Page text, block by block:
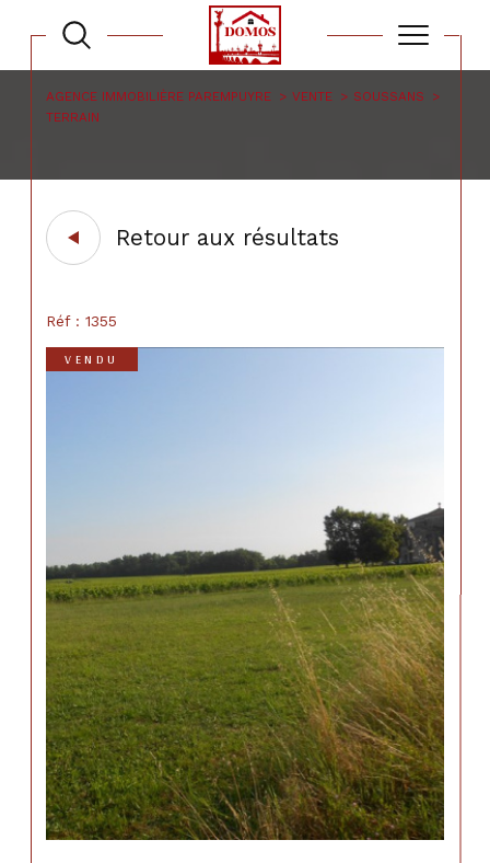
AGENCE IMMOBILIÈRE PAREMPUYRE VENTE
SOUSSANS
TERRAIN
Retour aux résultats
Réf : 1355
VENDU